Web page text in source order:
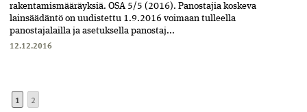
rakentamismääräyksiä. OSA 5/5 (2016). Panostajia koskeva
lainsäädäntö on uudistettu 1.9.2016 voimaan tulleella
panostajalailla ja asetuksella panostaj...
12.12.2016
1 2